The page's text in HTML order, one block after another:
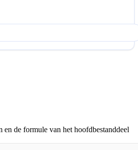
en de formule van het hoofdbestanddeel